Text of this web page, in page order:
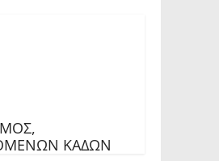
ΚΑΔΩΝ